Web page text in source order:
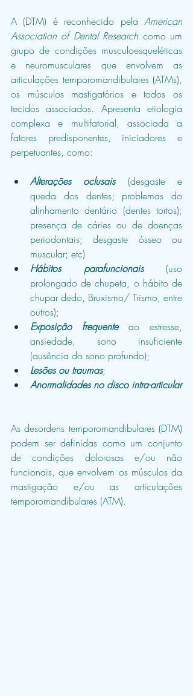
A (DTM) é reconhecido pela American
Association of Dental Research como um
grupo de condições musculoesqueléticas
e neuromusculares que envolvem as
articulações temporomandibulares (ATMs),
os músculos mastigatórios e todos os
tecidos associados. Apresenta etiologia
complexa e multifatorial, associada a
fatores predisponentes, iniciadores e
perpetuantes, como:
Alterações oclusais (desgaste e
queda dos dentes; problemas do
alinhamento dentário (dentes tortos);
presença de cáries ou de doenças
periodontais; desgaste ósseo ou
muscular; etc)
Hábitos parafuncionais (uso
prolongado de chupeta, o hábito de
chupar dedo, Bruxismo/ Trismo, entre
outros);
Exposição frequente ao estresse,
ansiedade, sono insuficiente
(ausência do sono profundo);
Lesões ou traumas;
Anormalidades no disco intra-articular
As desordens temporomandibulares (DTM)
podem ser definidas como um conjunto
de condições dolorosas e/ou não
funcionais, que envolvem os músculos da
mastigação e/ou as articulações
temporomandibulares (ATM).